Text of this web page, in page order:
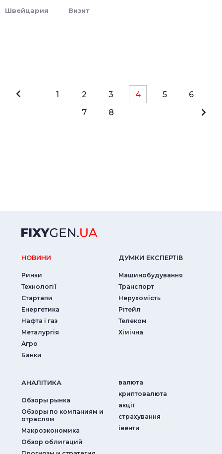
Швейцария Визит
1 2 3 4 5
6
7
8
НОВИНИ
Ринки
Технології
Стартапи
Енергетика
Нафта і газ
Металургія
Агро
Банки
ДУМКИ ЕКСПЕРТIВ
Машинобудування
Транспорт
Нерухомість
Рітейл
Телеком
Хімічна
АНАЛIТИКА
Обзоры рынка
Обзоры по компаниям и
отраслям
Макроэкономика
Обзор облигаций
валюта
криптовалюта
акції
страхування
iвенти